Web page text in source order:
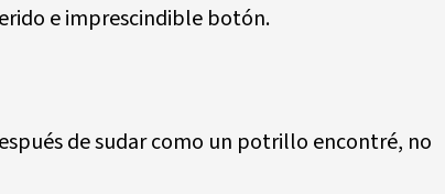
e imprescindible botón.
de sudar como un potrillo encontré, no